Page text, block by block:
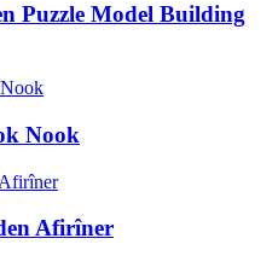
Puzzle Model Building
Nook
Afirîner